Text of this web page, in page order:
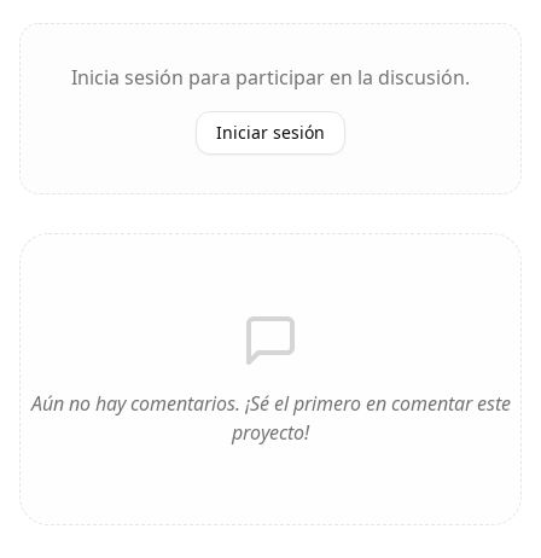
Inicia sesión para participar en la discusión.
Iniciar sesión
Aún no hay comentarios. ¡Sé el primero en comentar este
proyecto!